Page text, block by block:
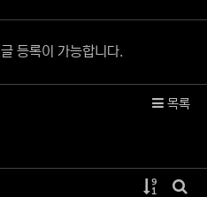
등록이 가능합니다.
목록
게시물